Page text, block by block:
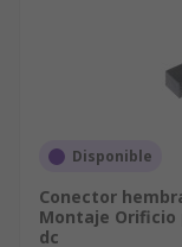
Disponible
Conector
Montaje Orificio
dc